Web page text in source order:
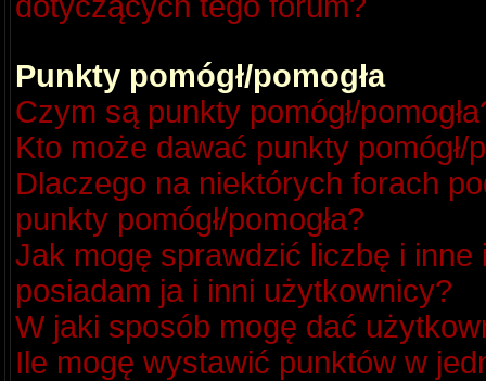
Punkty pomógł/pomogła
Czym są punkty pomógł/
Kto może dawać punkty pomógł/
Dlaczego na niektórych forach
punkty pomógł/pomogła?
Jak mogę sprawdzić liczbę i
posiadam ja i inni użytkownicy?
W jaki sposób mogę dać
Ile mogę wystawić punktów w